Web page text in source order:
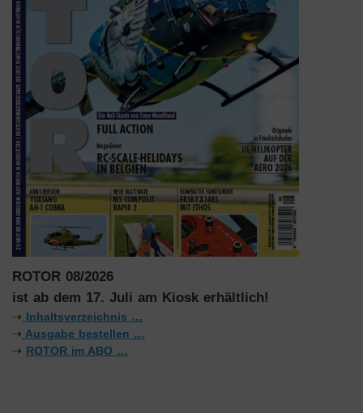
ROTOR 08/2026
ist ab dem 17. Juli am Kiosk erhältlich!
⇢ Inhaltsverzeichnis …
⇢ Ausgabe bestellen …
⇢ ROTOR im ABO …